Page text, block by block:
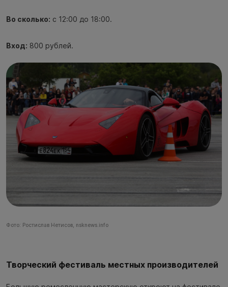
Во сколько: с 12:00 до 18:00.
Вход: 800 рублей.
Фото: Ростислав Нетисов, nsknews.info
Творческий фестиваль местных производителей